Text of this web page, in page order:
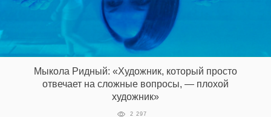
EN
UA
Мыкола Ридный: «Художник, который просто
отвечает на сложные вопросы, — плохой
художник»
2 297